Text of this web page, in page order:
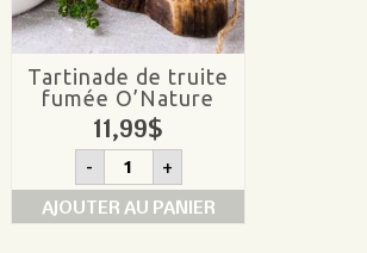
Tartinade de truite
fumée O’Nature
11,99$
- quantité
de
Tartinade
de
+
AJOUTER AU PANIER